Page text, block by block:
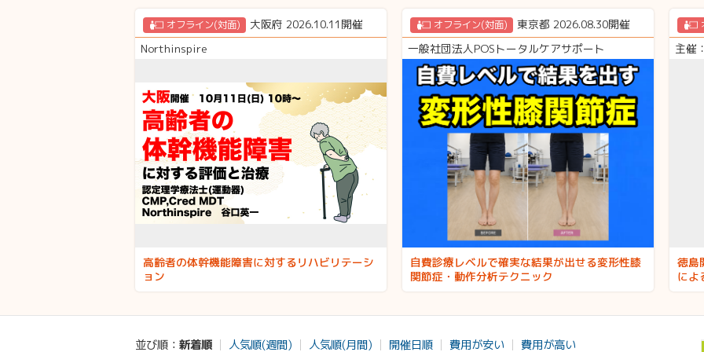
を促通する治療実技も実施。1年2か月に1回し
か開催されない講座。
オフライン(対面)
大阪府 2026.10.11開催
Northinspire
高齢者の体幹機能障害に対するリハビリテーシ
ョン
オフライン(対面)
東京都 2026.08.30開催
一般社団法人POSトータルケアサポート
自費診療レベルで確実な結果が出せる変形性膝
関節症・動作分析テクニック
主催
徳島
によ
グ
新着順 人気順(週間) 人気順(月間) 開催日順 費用が安い 費用が高い